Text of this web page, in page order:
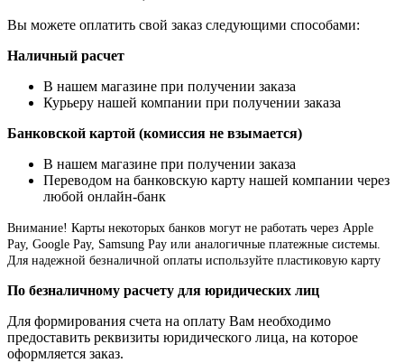
Вы можете оплатить свой заказ следующими способами:
Наличный расчет
В нашем магазине при получении заказа
Курьеру нашей компании при получении заказа
Банковской картой (комиссия не взымается)
В нашем магазине при получении заказа
Переводом на банковскую карту нашей компании через
любой онлайн-банк
Внимание! Карты некоторых банков могут не работать через Apple
Pay, Google Pay, Samsung Pay или аналогичные платежные системы.
Для надежной безналичной оплаты используйте пластиковую карту
По безналичному расчету для юридических лиц
Для формирования счета на оплату Вам необходимо
предоставить реквизиты юридического лица, на которое
оформляется заказ.